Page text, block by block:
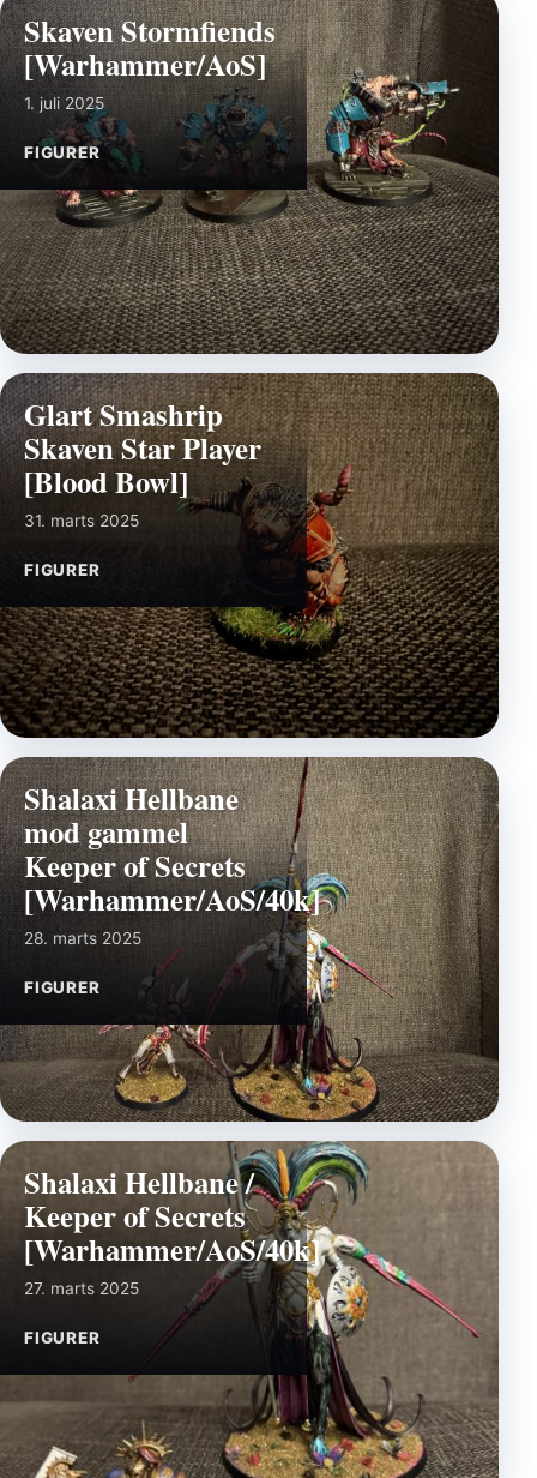
Skaven Stormfiends
[Warhammer/AoS]
1. juli 2025
FIGURER
Glart Smashrip
Skaven Star Player
[Blood Bowl]
31. marts 2025
FIGURER
Shalaxi Hellbane
mod gammel
Keeper of Secrets
[Warhammer/AoS/40k]
28. marts 2025
FIGURER
Shalaxi Hellbane /
Keeper of Secrets
[Warhammer/AoS/40k]
27. marts 2025
FIGURER